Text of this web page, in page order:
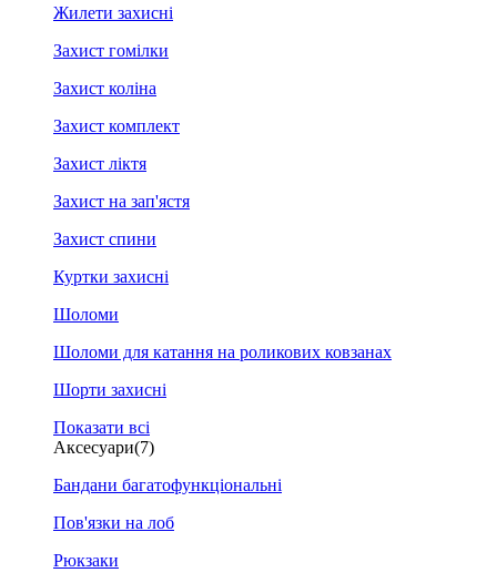
Жилети захисні
Захист гомілки
Захист коліна
Захист комплект
Захист ліктя
Захист на зап'ястя
Захист спини
Куртки захисні
Шоломи
Шоломи для катання на роликових ковзанах
Шорти захисні
Показати всі
Аксесуари(7)
Бандани багатофункціональні
Пов'язки на лоб
Рюкзаки